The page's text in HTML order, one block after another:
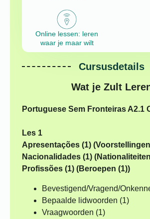
Online lessen: leren
waar je maar wilt
Cursusdetails
Wat je Zult
Portuguese Sem Fronteiras A2.1
Les 1
Apresentações (1)
Nacionalidades (1)
Profissões (1) (Beroepen (1))
Bevestigend/Vragend/
Bepaalde lidwoorden (1)
Vraagwoorden (1)